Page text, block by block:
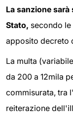
La sanzione
Stato, secondo
apposito decreto
La multa
da 200 a 12mila
commisurata, tra
reiterazione